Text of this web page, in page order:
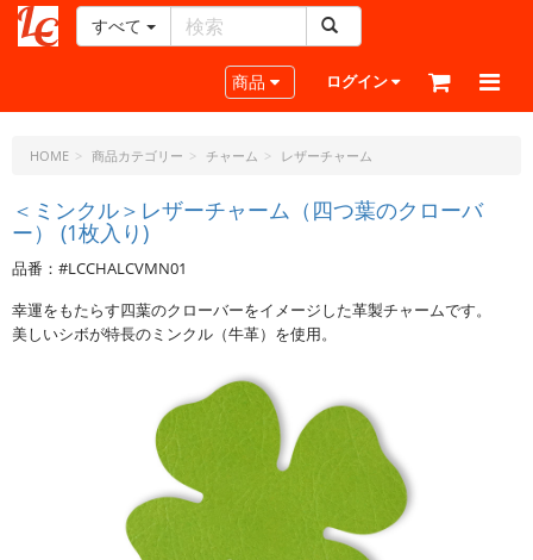
ー
ラ
ト・
ド
ッ
ト・
ジ
ェ
すべて
Toggle navigation
商品 ログイン
HOME 商品カテゴリー チャーム レザーチャーム
＜ミンクル＞レザーチャーム（四つ葉のクローバ
ー） (1枚入り)
品番：#LCCHALCVMN01
幸運をもたらす四葉のクローバーをイメージした革製チャームです。
美しいシボが特長のミンクル（牛革）を使用。